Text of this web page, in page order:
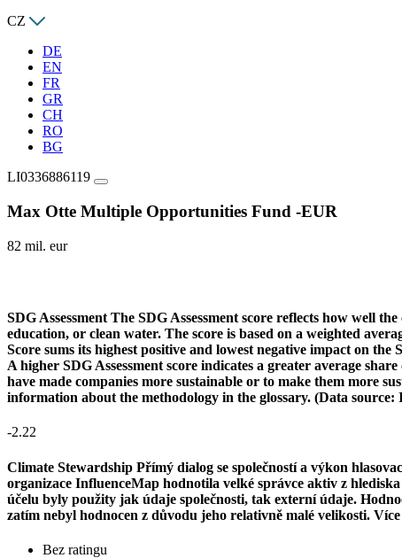
CZ
DE
EN
FR
GR
CH
RO
BG
LI0336886119
Max Otte Multiple Opportunities Fund -EUR
82 mil. eur
SDG Assessment The SDG Assessment score reflects how well
education, or clean water. The score is based on a weighted
Score sums its highest positive and lowest negative impact on the
A higher SDG Assessment score indicates a greater average
have made companies more sustainable or to make them more
information about the methodology in the glossary. (Data source:
-2.22
Climate Stewardship Přímý dialog se společností a výkon
organizace InfluenceMap hodnotila velké správce aktiv z
účelu byly použity jak údaje společnosti, tak externí údaje.
zatím nebyl hodnocen z důvodu jeho relativně malé velikosti.
Bez ratingu